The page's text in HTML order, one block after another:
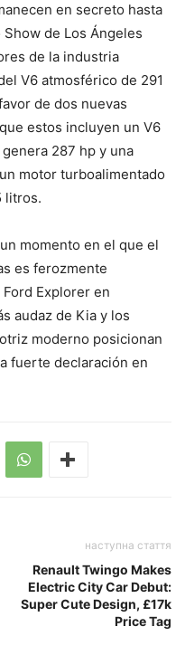
en secreto hasta
de Los Ángeles
de la industria
V6 atmosférico de 291
de dos nuevas
estos incluyen un V6
287 hp y una
motor turboalimentado
litros.
momento en el que el
es ferozmente
Explorer en
audaz de Kia y los
moderno posicionan
fuerte declaración en
наступна стаття
Renault Twingo Makes
Electric City Car Debut:
Super Cute Design, £17k
Price Tag